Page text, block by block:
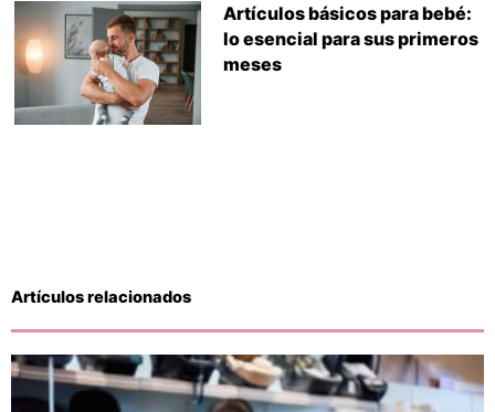
Artículos básicos para bebé:
lo esencial para sus primeros
meses
Artículos relacionados